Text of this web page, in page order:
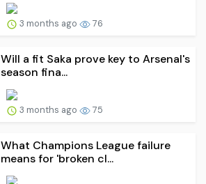
3 months ago 76
Will a fit Saka prove key to Arsenal's
season fina...
3 months ago 75
What Champions League failure
means for 'broken cl...